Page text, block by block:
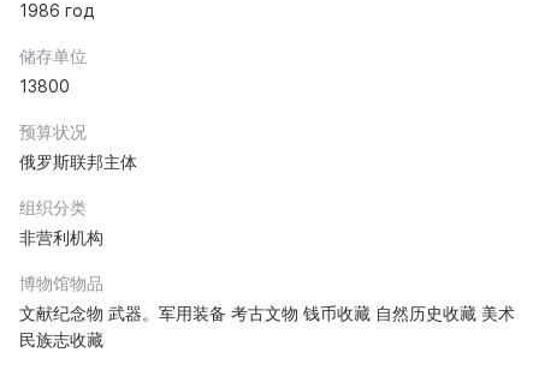
1986 год
储存单位
13800
预算状况
俄罗斯联邦主体
组织分类
非营利机构
博物馆物品
文献纪念物 武器。军用装备 考古文物 钱币收藏 自然历史收藏 美术
民族志收藏